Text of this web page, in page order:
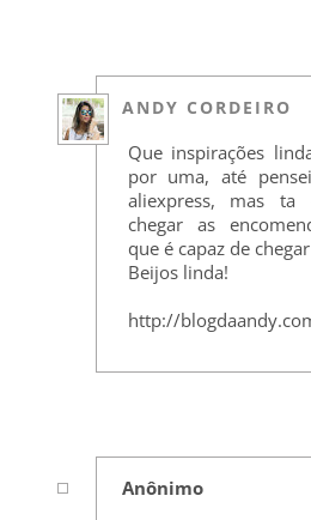
ANDY CORDEIRO
Que inspirações
por uma, até
aliexpress, mas ta
chegar as
que é capaz de
Beijos linda!
http://
Anônimo